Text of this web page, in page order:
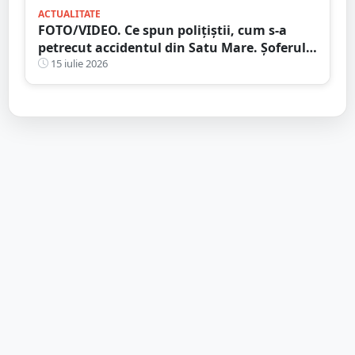
ACTUALITATE
FOTO/VIDEO. Ce spun polițiștii, cum s-a
petrecut accidentul din Satu Mare. Șoferul a
ajuns cu mașina răsturnată în șanț
15 iulie 2026